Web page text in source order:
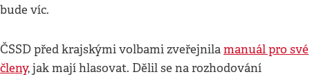
bude víc.
ČSSD před krajskými volbami zveřejnilamanuál pro své
členy, jak mají hlasovat. Dělil se na rozhodování